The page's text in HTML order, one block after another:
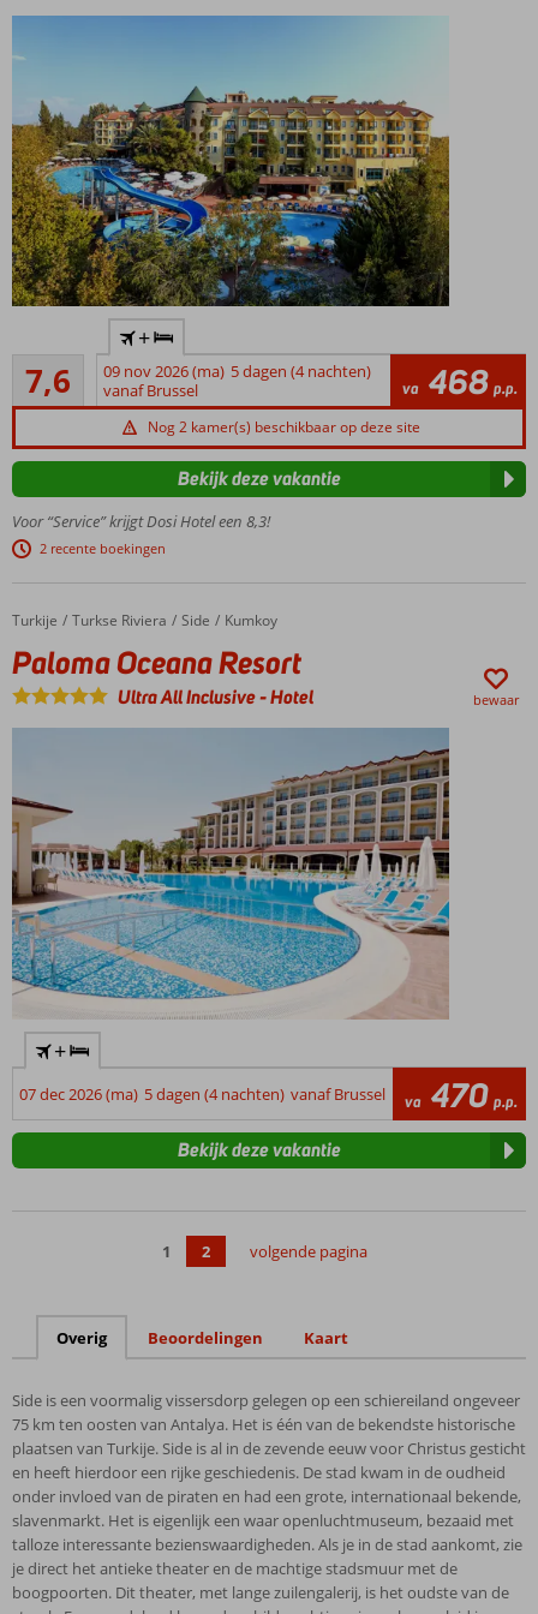
shuttleservice
naar het
strand
zwembaden
waterglijbaan
Goede prijs-
kwaliteitverhouding
7,6
Goed
67
beoordelingen
+
09 nov 2026 (ma) 5 dagen (4 nachten)
vanaf Brussel
va 468 p.p.
Nog 2 kamer(s) beschikbaar op deze site
Voor “Service” krijgt Dosi Hotel een 8,3!
2 recente boekingen
Bekijk deze vakantie
Home
Turkije Turkse Riviera Side Kumkoy
Paloma Oceana Resort
Paloma Oceana Resort
Ultra All Inclusive-Hotel bewaar
+
07 dec 2026 (ma) 5 dagen (4 nachten) vanaf Brussel va 470 p.p.
Bekijk deze vakantie
1 2 volgende pagina
Overig Beoordelingen Kaart
Side is een voormalig vissersdorp gelegen op een schiereiland ongeveer
75 km ten oosten van Antalya. Het is één van de bekendste historische
plaatsen van Turkije. Side is al in de zevende eeuw voor Christus gesticht
en heeft hierdoor een rijke geschiedenis. De stad kwam in de oudheid
onder invloed van de piraten en had een grote, internationaal bekende,
slavenmarkt. Het is eigenlijk een waar openluchtmuseum, bezaaid met
talloze interessante bezienswaardigheden. Als je in de stad aankomt, zie
je direct het antieke theater en de machtige stadsmuur met de
boogpoorten. Dit theater, met lange zuilengalerij, is het oudste van de